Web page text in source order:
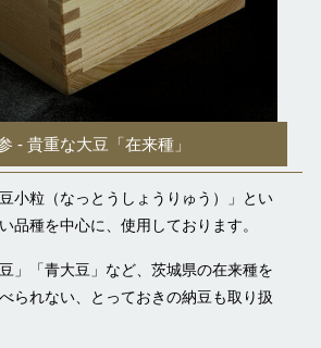
- 貴重な大豆「在来種」
小粒（なっとうしょうりゅう）」とい
品種を中心に、使用しております。
」「青大豆」など、茨城県の在来種を
られない、とっておきの納豆も取り扱